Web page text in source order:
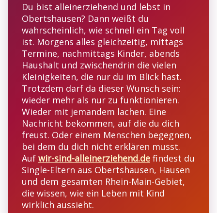
Du bist alleinerziehend und lebst in
Obertshausen? Dann weißt du
wahrscheinlich, wie schnell ein Tag voll
ist. Morgens alles gleichzeitig, mittags
Termine, nachmittags Kinder, abends
Haushalt und zwischendrin die vielen
Kleinigkeiten, die nur du im Blick hast.
Trotzdem darf da dieser Wunsch sein:
wieder mehr als nur zu funktionieren.
Wieder mit jemandem lachen. Eine
Nachricht bekommen, auf die du dich
freust. Oder einem Menschen begegnen,
bei dem du dich nicht erklären musst.
Auf wir-sind-alleinerziehend.de findest du
Single-Eltern aus Obertshausen, Hausen
und dem gesamten Rhein-Main-Gebiet,
die wissen, wie ein Leben mit Kind
wirklich aussieht.